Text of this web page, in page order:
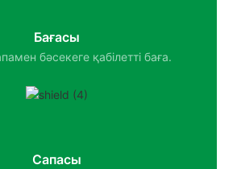
Бағасы
бәсекеге қабілетті баға.
Сапасы